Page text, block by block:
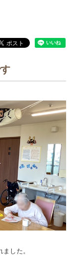
した。